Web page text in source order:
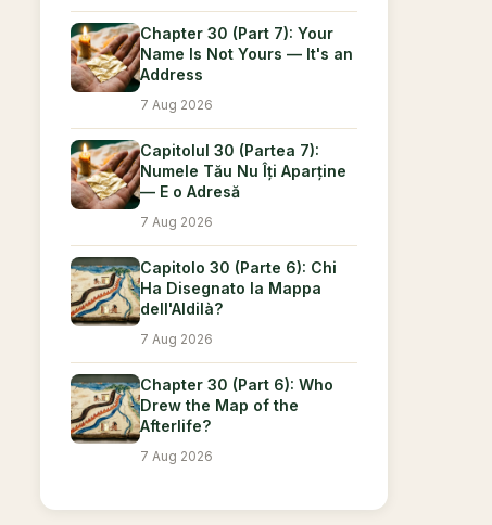
Chapter 30 (Part 7): Your
Name Is Not Yours — It's an
Address
7 Aug 2026
Capitolul 30 (Partea 7):
Numele Tău Nu Îți Aparține
— E o Adresă
7 Aug 2026
Capitolo 30 (Parte 6): Chi
Ha Disegnato la Mappa
dell'Aldilà?
7 Aug 2026
Chapter 30 (Part 6): Who
Drew the Map of the
Afterlife?
7 Aug 2026